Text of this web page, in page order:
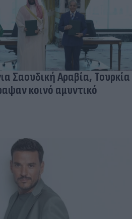
Σαουδική Αραβία, Τουρκία
κοινό αμυντικό